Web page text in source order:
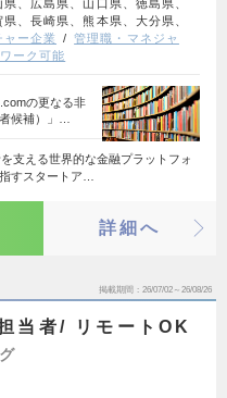
、広島県、山口県、徳島県、
、長崎県、熊本県、大分県、
ャー企業
管理職・マネジャ
ーク可能
の更なる非
候補）」…
支える世界的な金融プラットフォ
すスタートア…
詳細へ
掲載期間 26/07/02～26/08/26
当者/ リモートOK